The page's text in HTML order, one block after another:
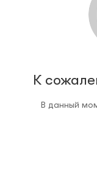
К
В данный